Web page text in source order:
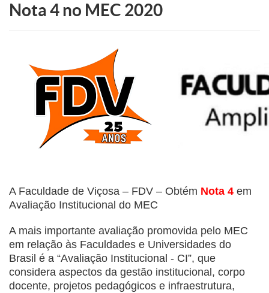
Nota 4 no MEC 2020
A Faculdade de Viçosa – FDV – Obtém Nota 4 em
Avaliação Institucional do MEC
A mais importante avaliação promovida pelo MEC
em relação às Faculdades e Universidades do
Brasil é a “Avaliação Institucional - CI”, que
considera aspectos da gestão institucional, corpo
docente, projetos pedagógicos e infraestrutura,